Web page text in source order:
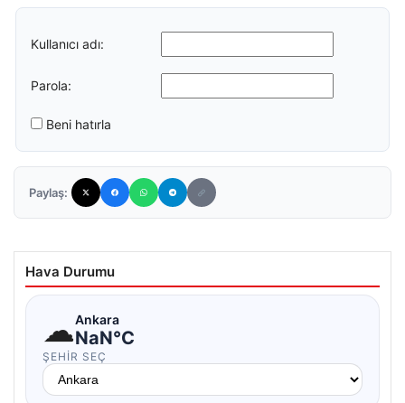
Kullanıcı adı:
Parola:
Beni hatırla
Paylaş:
Hava Durumu
☁Ankara
NaN°C
ŞEHIR SEÇ